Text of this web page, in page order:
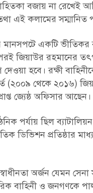
বজায় না রেখেই
এই কলামের
মানসপটে একটি
জিয়াউর রহমানের
হবে। রক্ষী
(২০০৯ থেকে ২০১৬)
জ্যেষ্ঠ অফিসার আছেন।
পর্যায় ছিল
প্রতিষ্ঠার
অর্জন যেমন
বাহিনী ও